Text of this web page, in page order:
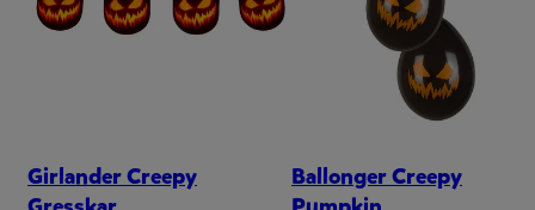
Girlander Creepy
Ballonger Creepy